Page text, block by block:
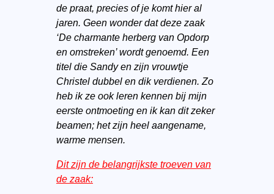
de praat, precies of je komt hier al
jaren. Geen wonder dat deze zaak
‘De charmante herberg van Opdorp
en omstreken’ wordt genoemd. Een
titel die Sandy en zijn vrouwtje
Christel dubbel en dik verdienen. Zo
heb ik ze ook leren kennen bij mijn
eerste ontmoeting en ik kan dit zeker
beamen; het zijn heel aangename,
warme mensen.
Dit zijn de belangrijkste troeven van
de zaak: